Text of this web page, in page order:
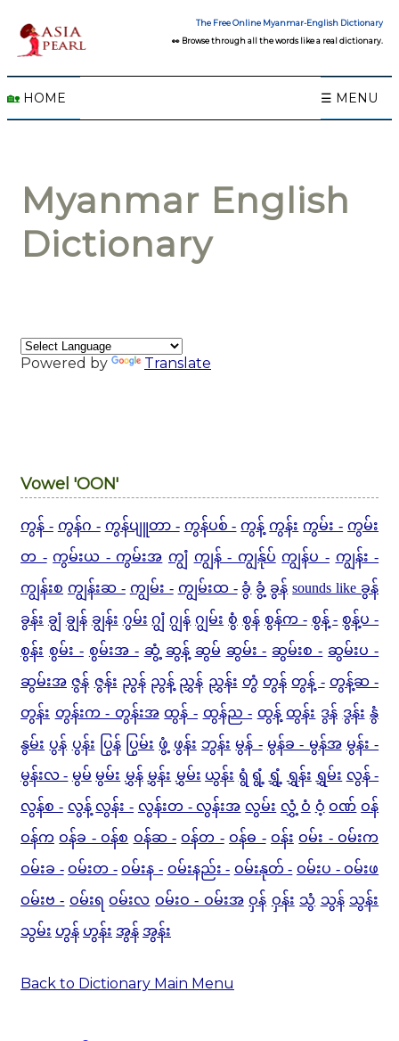
The Free Online Myanmar-English Dictionary
👀 Browse through all the words like a real dictionary.
🏡 HOME ☰ MENU
Myanmar English
Dictionary
Powered by Translate
Vowel 'OON'
ကွန် - ကွန်ဂ - ကွန်ပျူတာ - ကွန်ပစ် - ကွန့် ကွန်း ကွမ်း - ကွမ်း
တ - ကွမ်းယ - ကွမ်းအ ကျွံ ကျွန် - ကျွန်ုပ် ကျွန်ပ - ကျွန်း -
ကျွန်းစ ကျွန်းဆ - ကျွမ်း - ကျွမ်းထ - ခွံ ခွံ့ ခွန် sounds like ခွန်
ခွန်း ချွံ ချွန် ချွန်း ဂွမ်း ဂျွံ ဂျွန် ဂျွမ်း စွံ စွန် စွန်က - စွန့် - စွန့်ပ -
စွန်း စွမ်း - စွမ်းအ - ဆွံ့ ဆွန့် ဆွမ် ဆွမ်း - ဆွမ်းစ - ဆွမ်းပ -
ဆွမ်းအ ဇွန် ဇွန်း ညွန် ညွန့် ညွှန် ညွှန်း တွံ တွန် တွန့် - တွန့်ဆ -
တွန်း တွန်းက - တွန်းအ ထွန် - ထွန်ည - ထွန့် ထွန်း ဒွန် ဒွန်း နွံ
နွမ်း ပွန် ပွန်း ပြွန် ပြွမ်း ဖွံ့ ဖွန်း ဘွန်း မွန် - မွန်ခ - မွန်အ မွန်း -
မွန်းလ - မွမ် မွမ်း မွှန် မွှန်း မွှမ်း ယွန်း ရွံ ရွံ့ ရွှံ့ ရွှန်း ရွှမ်း လွန် -
လွန်စ - လွန့် လွန်း - လွန်းတ - လွန်းအ လွမ်း လွှံ့ ဝံ ဝံ့ ဝဏ် ဝန်
ဝန်က ဝန်ခ - ဝန်စ ဝန်ဆ - ဝန်တ - ဝန်ဓ - ဝန်း ဝမ်း - ဝမ်းက
ဝမ်းခ - ဝမ်းတ - ဝမ်းန - ဝမ်းနည်း - ဝမ်းနုတ် - ဝမ်းပ - ဝမ်းဖ
ဝမ်းဗ - ဝမ်းရ ဝမ်းလ ဝမ်းဝ - ဝမ်းအ ဝှန် ဝှန်း သွံ သွန် သွန်း
သွမ်း ဟွန် ဟွန်း အွန် အွန်း
Back to Dictionary Main Menu